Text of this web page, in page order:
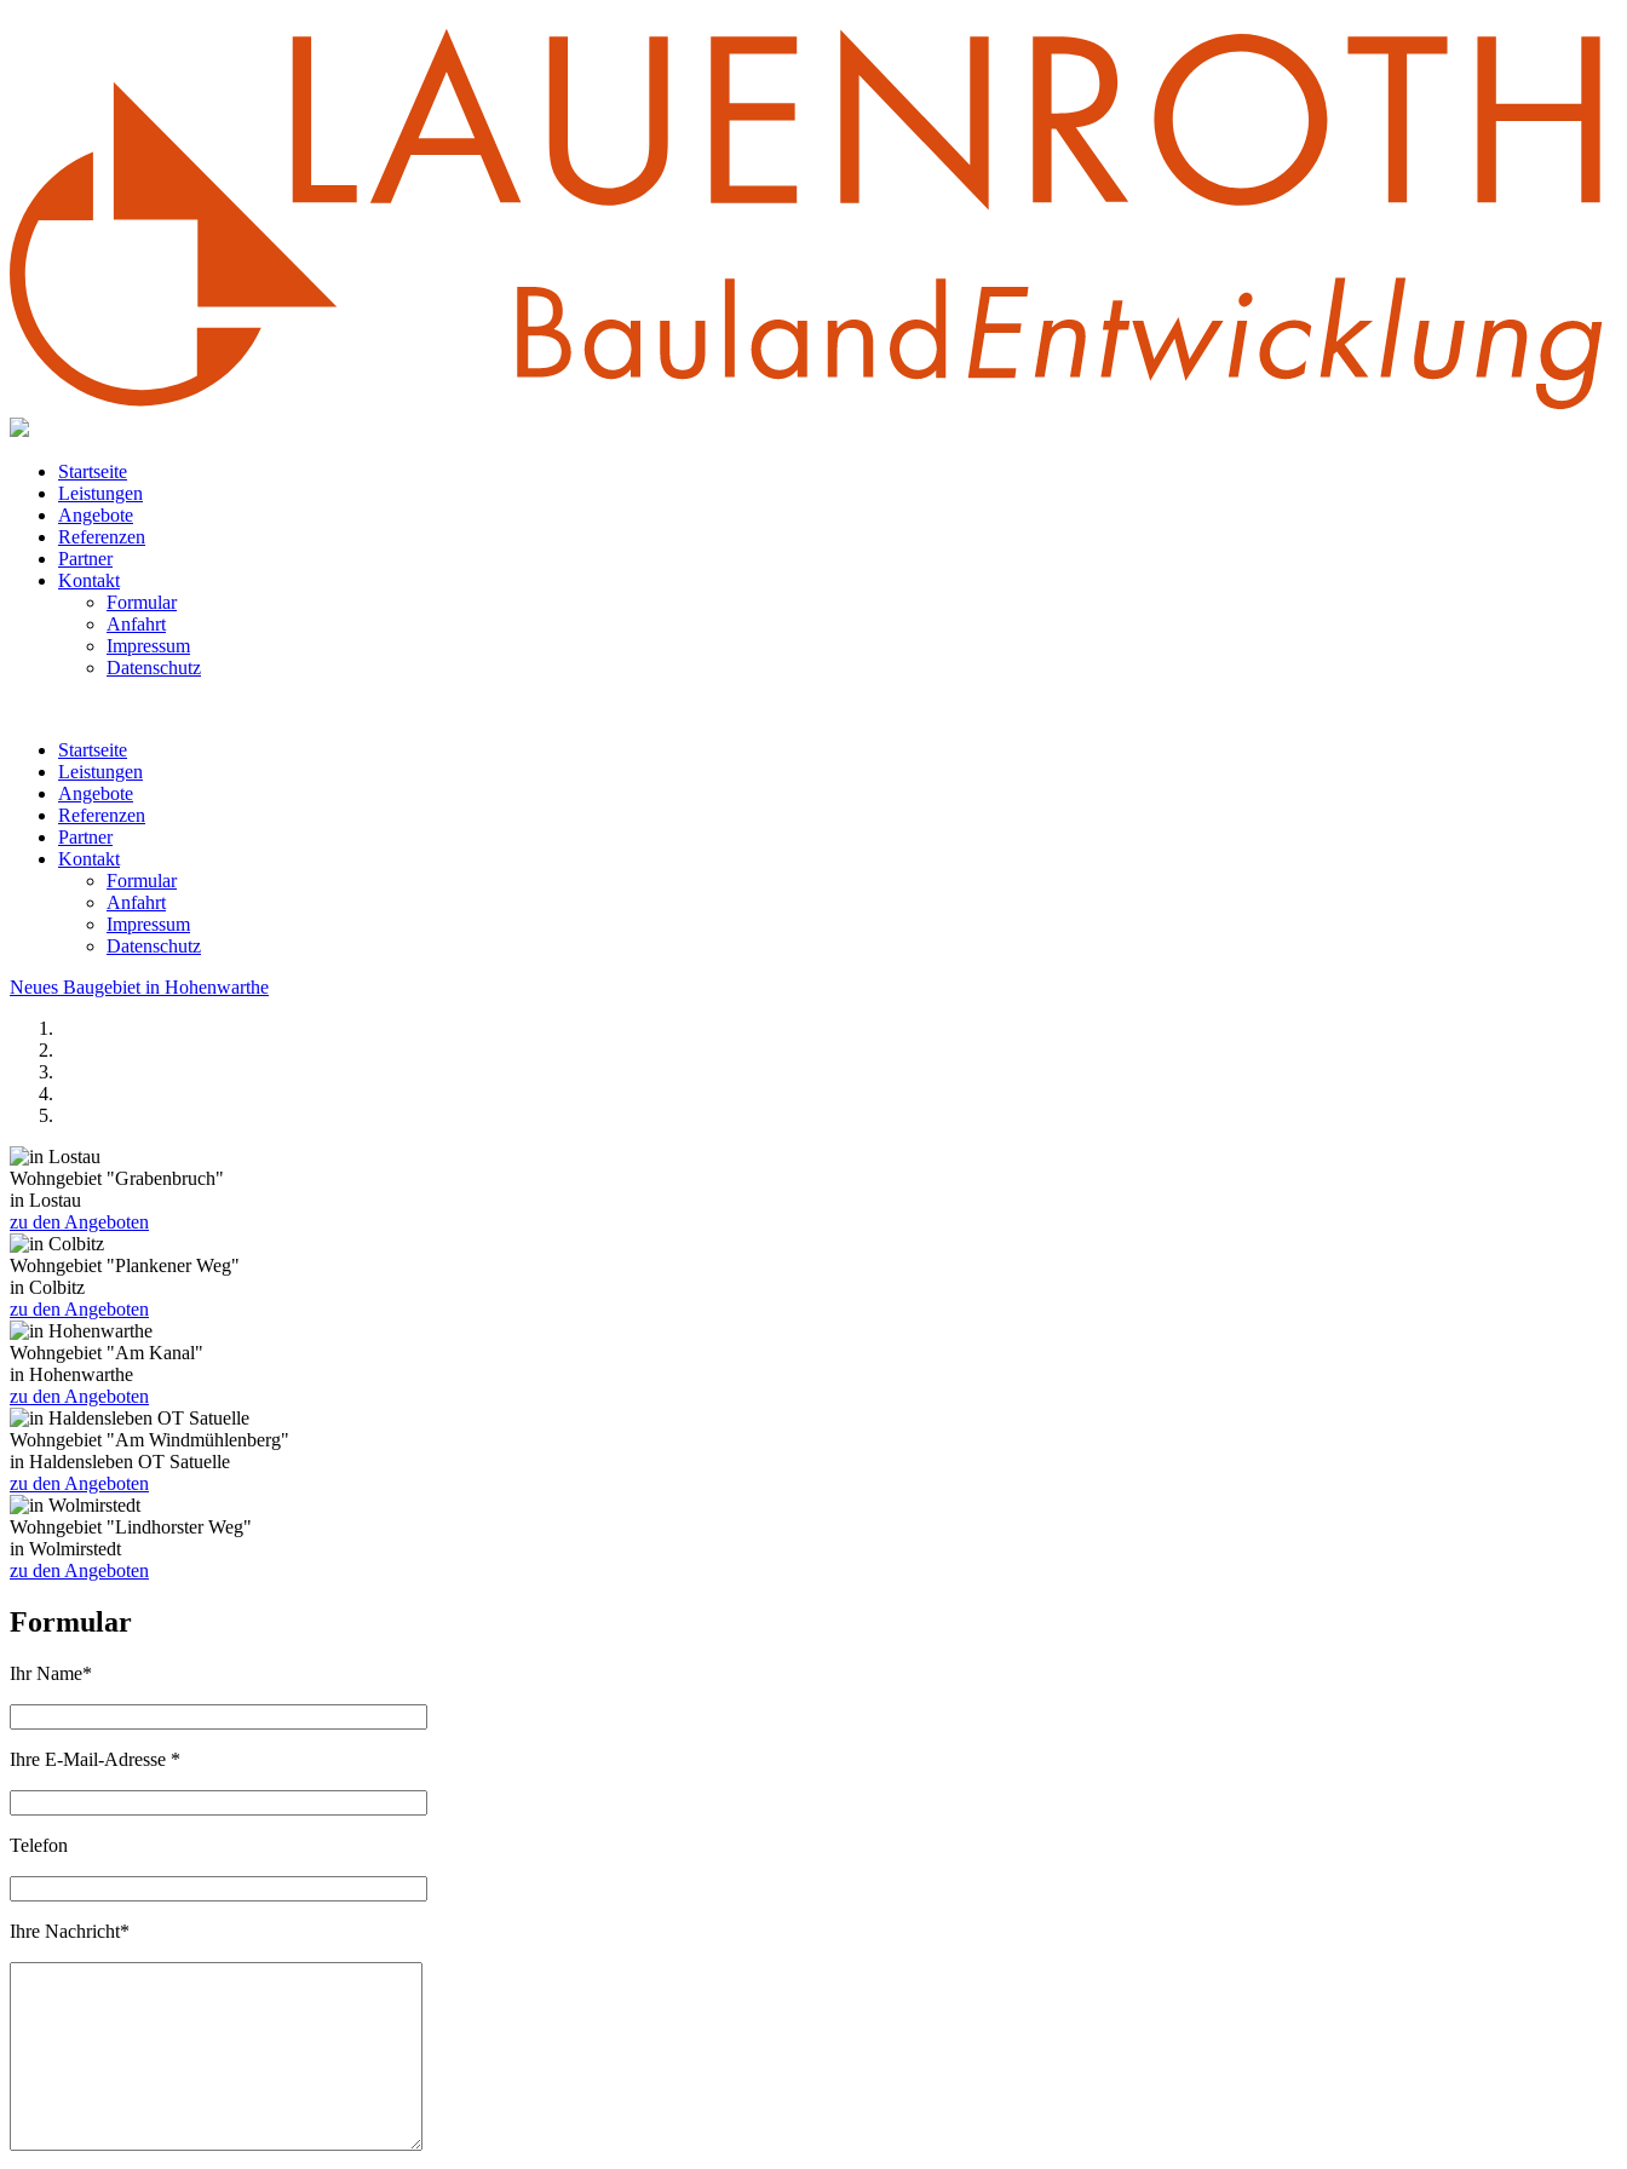
Startseite
Leistungen
Angebote
Referenzen
Partner
Kontakt
Formular
Anfahrt
Impressum
Datenschutz
Startseite
Leistungen
Angebote
Referenzen
Partner
Kontakt
Formular
Anfahrt
Impressum
Datenschutz
Neues Baugebiet in Hohenwarthe
Wohngebiet "Grabenbruch"
in Lostau
zu den Angeboten
Wohngebiet "Plankener Weg"
in Colbitz
zu den Angeboten
Wohngebiet "Am Kanal"
in Hohenwarthe
zu den Angeboten
Wohngebiet "Am Windmühlenberg"
in Haldensleben OT Satuelle
zu den Angeboten
Wohngebiet "Lindhorster Weg"
in Wolmirstedt
zu den Angeboten
Formular
Ihr Name*
Ihre E-Mail-Adresse *
Telefon
Ihre Nachricht*